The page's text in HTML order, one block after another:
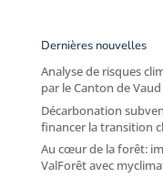
Dernières nouvelles
Analyse de risques
par le Canton de Vaud
Décarbonation
financer la transition
Au cœur de la forêt:
ValForêt avec